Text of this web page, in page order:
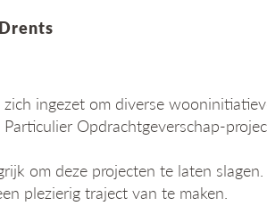
ingezet om diverse
Opdrachtgeverschap-
om deze projecten te laten
plezierig traject van te maken.